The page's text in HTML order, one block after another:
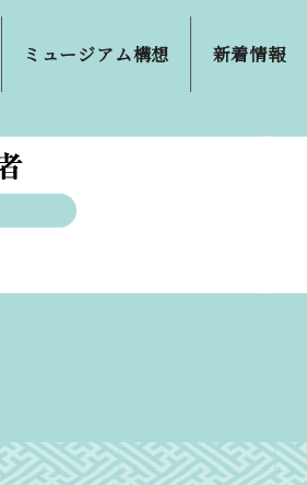
ミュージアム構想 新着情報